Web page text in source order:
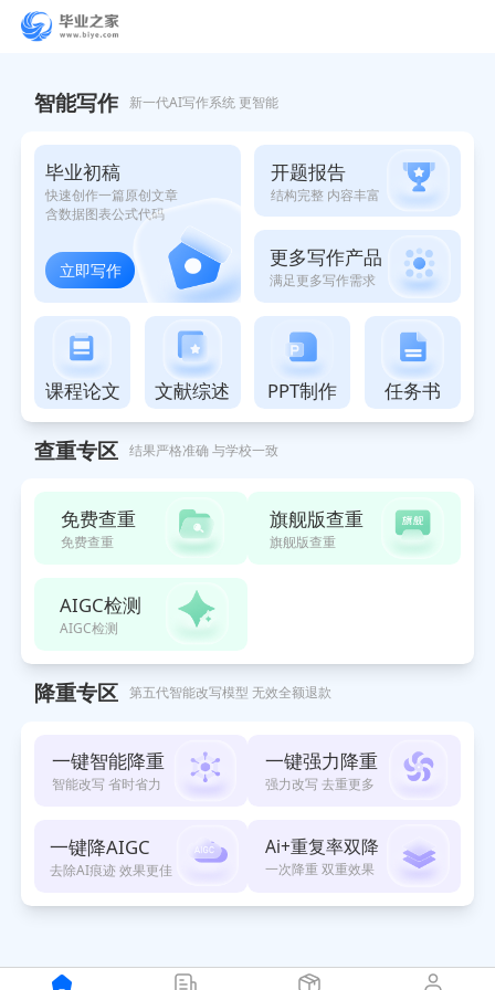
智能写作 新一代AI写作系统 更智能
毕业初稿
快速创作一篇原创文章
含数据图表公式代码
立即写作
开题报告
结构完整 内容丰富
更多写作产品
满足更多写作需求
课程论文 文献综述 PPT制作 任务书
查重专区 结果严格准确 与学校一致
免费查重
免费查重
AIGC检测
AIGC检测
旗舰版查重
旗舰版查重
降重专区 第五代智能改写模型 无效全额退款
一键智能降重
智能改写 省时省力
一键降AIGC
去除AI痕迹 效果更佳
一键强力降重
强力改写 去重更多
Ai+重复率双降
一次降重 双重效果